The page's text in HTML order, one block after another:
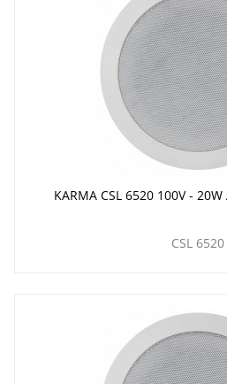
KARMA CSL 6520 100V - 20W
CSL 6520